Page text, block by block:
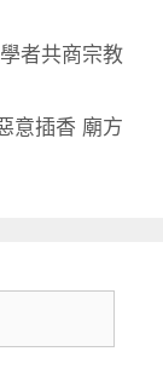
者共商宗教
意插香 廟方